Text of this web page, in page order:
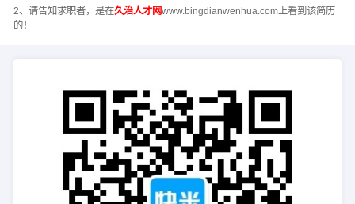
2、请告知求职者，是在久治人才网www.bingdianwenhua.com上看到该简历
的！